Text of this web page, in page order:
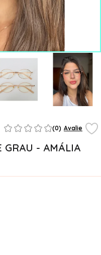
(0) Avalie
GRAU - AMÁLIA